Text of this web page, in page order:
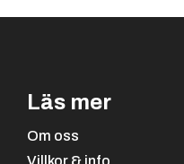
Läs mer
Om oss
Villkor & info